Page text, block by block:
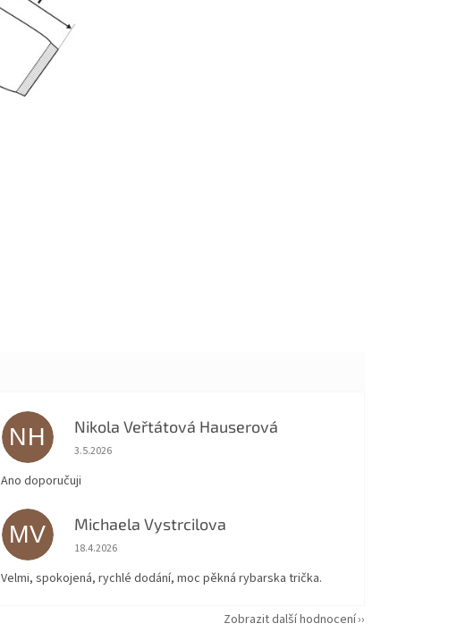
NH Nikola Veřtátová Hauserová
Hodnocení obchodu je 5 z 5 hvězdiček.
3.5.2026
Ano doporučuji
MV Michaela Vystrcilova
Hodnocení obchodu je 5 z 5 hvězdiček.
18.4.2026
Velmi, spokojená, rychlé dodání, moc pěkná rybarska trička.
Zobrazit další hodnocení